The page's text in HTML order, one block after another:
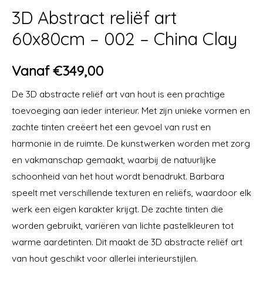
3D Abstract reliëf art
60x80cm – 002 – China Clay
Vanaf €349,00
De 3D abstracte reliëf art van hout is een prachtige
toevoeging aan ieder interieur. Met zijn unieke vormen en
zachte tinten creëert het een gevoel van rust en
harmonie in de ruimte. De kunstwerken worden met zorg
en vakmanschap gemaakt, waarbij de natuurlijke
schoonheid van het hout wordt benadrukt. Barbara
speelt met verschillende texturen en reliëfs, waardoor elk
werk een eigen karakter krijgt. De zachte tinten die
worden gebruikt, variëren van lichte pastelkleuren tot
warme aardetinten. Dit maakt de 3D abstracte reliëf art
van hout geschikt voor allerlei interieurstijlen.